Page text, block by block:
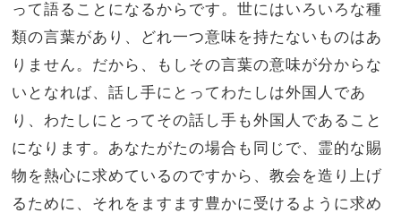
って語ることになるからです。世にはいろいろな種
類の言葉があり、どれ一つ意味を持たないものはあ
りません。 だから、もしその言葉の意味が分からな
いとなれば、話し手にとってわたしは外国人であ
り、わたしにとってその話し手も外国人であること
になります。 あなたがたの場合も同じで、霊的な賜
物を熱心に求めているのですから、教会を造り上げ
るために、それをますます豊かに受けるように求め